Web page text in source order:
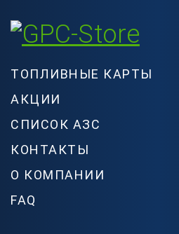
ТОПЛИВНЫЕ КАРТЫ
АКЦИИ
СПИСОК АЗС
КОНТАКТЫ
О КОМПАНИИ
FAQ